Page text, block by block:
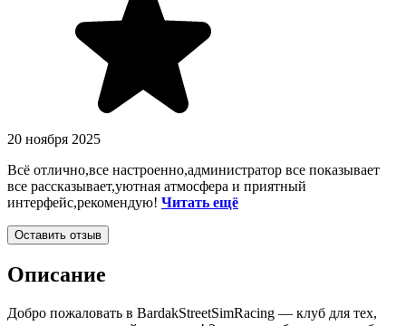
20 ноября 2025
Всё отлично,все настроенно,администратор все показывает
все рассказывает,уютная атмосфера и приятный
интерфейс,рекомендую! Читать ещё
Оставить отзыв
Описание
Добро пожаловать в BardakStreetSimRacing — клуб для тех,